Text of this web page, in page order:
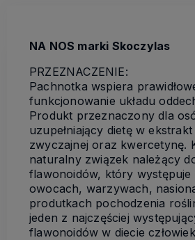
NA NOS marki Skoczylas
PRZEZNACZENIE:
Pachnotka wspiera
funkcjonowanie układu
Produkt przeznaczony dla
uzupełniający dietę w
zwyczajnej oraz kwercetynę.
naturalny związek należący
flawonoidów, który występuje
owocach, warzywach,
produtkach pochodzenia
jeden z najczęściej
flawonoidów w diecie